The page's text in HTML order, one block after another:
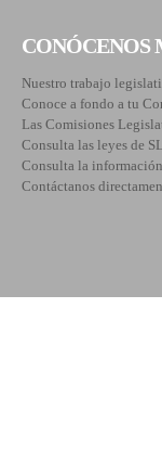
CONÓCENOS
Nuestro trabajo
Conoce a fondo a tu
Las Comisiones
Consulta las leyes de
Consulta la
Contáctanos